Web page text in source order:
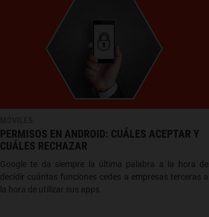
PERMISOS EN ANDROID: CUÁLES ACEPTAR Y
CUÁLES RECHAZAR
Google te da siempre la última palabra a la hora de
decidir cuántas funciones cedes a empresas terceras a
la hora de utilizar sus apps.